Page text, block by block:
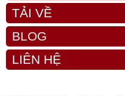
TẢI VỀ
BLOG
LIÊN HỆ